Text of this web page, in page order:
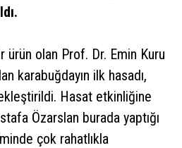
ürün olan Prof. Dr. Emin Kuru
karabuğdayın ilk hasadı,
Hasat etkinliğine
Özarslan burada yaptığı
çok rahatlıkla